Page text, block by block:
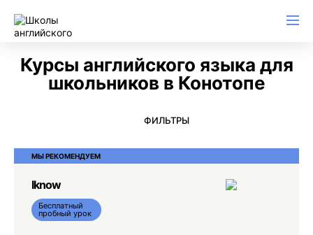
Курсы английского языка для
школьников в Конотопе
ФИЛЬТРЫ
МЫ РЕКОМЕНДУЕМ
Iknow
Бесплатный
пробный урок